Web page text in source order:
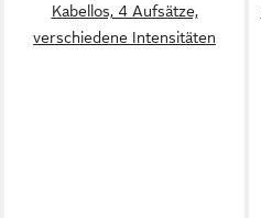
Kabellos, 4 Aufsätze,
verschiedene Intensitäten